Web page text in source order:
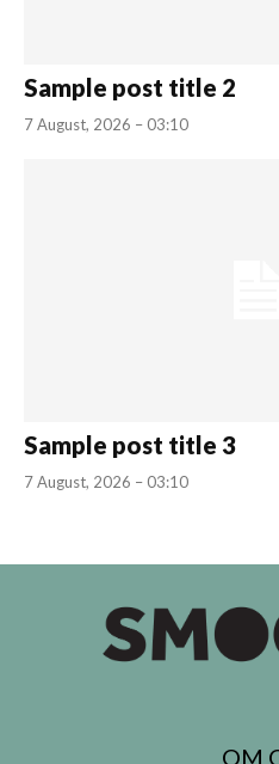
Sample post title 2
7 August, 2026 – 03:10
Sample post title 3
7 August, 2026 – 03:10
OM